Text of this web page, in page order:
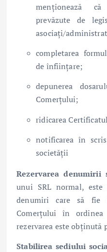
menționează
prevăzute de
asociați/
completarea
de înființare;
depunerea
Comerțului;
ridicarea
notificarea în
societății
Rezervarea denumirii
unui SRL normal,
denumiri care să fie
Comerțului în
rezervarea este obținută
Stabilirea sediului